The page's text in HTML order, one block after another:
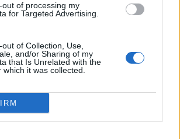
out of processing my
for Targeted Advertising.
of Collection, Use,
and/or Sharing of my
that Is Unrelated with the
it was collected.
regressa ao
Martins durante o mês